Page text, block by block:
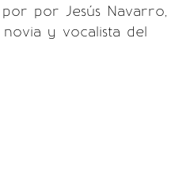
por Jesús Navarro,
y vocalista del